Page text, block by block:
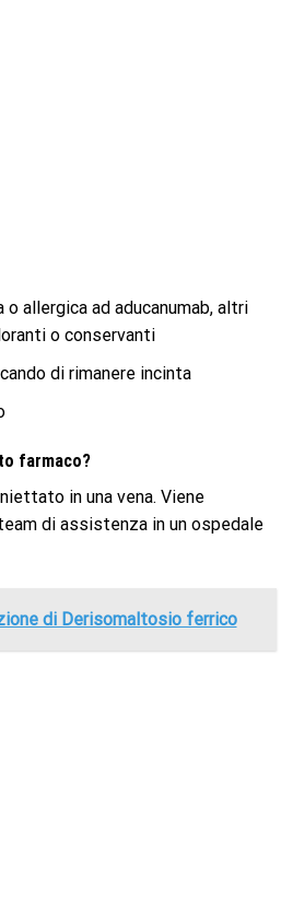
allergica ad aducanumab, altri
o conservanti
di rimanere incinta
farmaco?
in una vena. Viene
di assistenza in un ospedale
di Derisomaltosio ferrico